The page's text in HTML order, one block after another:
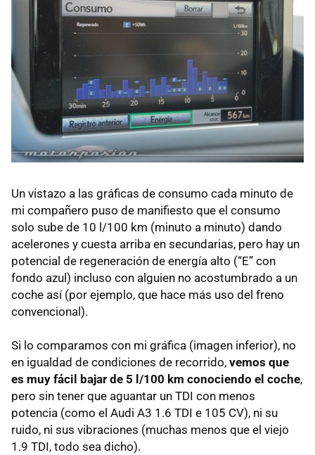
Un vistazo a las gráficas de consumo cada minuto de
mi compañero puso de manifiesto que el consumo
solo sube de 10 l/100 km (minuto a minuto) dando
acelerones y cuesta arriba en secundarias, pero hay un
potencial de regeneración de energía alto (“E” con
fondo azul) incluso con alguien no acostumbrado a un
coche así (por ejemplo, que hace más uso del freno
convencional).
Si lo comparamos con mi gráfica (imagen inferior), no
en igualdad de condiciones de recorrido, vemos que
es muy fácil bajar de 5 l/100 km conociendo el coche,
pero sin tener que aguantar un TDI con menos
potencia (como el Audi A3 1.6 TDI e 105 CV), ni su
ruido, ni sus vibraciones (muchas menos que el viejo
1.9 TDI, todo sea dicho).